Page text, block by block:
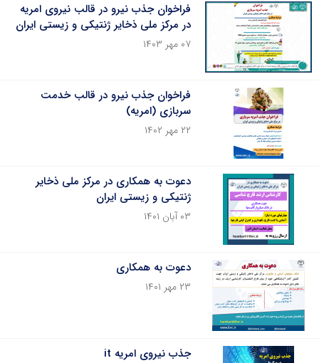
فراخوان جذب نیرو در قالب نیروی امریه
در مرکز ملی ذخایر ژنتیکی و زیستی ایران
۰۷ مهر ۱۴۰۳
فراخوان جذب نیرو در قالب خدمت
سربازی (امریه)
۲۲ مهر ۱۴۰۲
دعوت به همکاری در مرکز ملی ذخایر
ژنتیکی و زیستی ایران
۰۳ آبان ۱۴۰۱
دعوت به همکاری
۲۳ مهر ۱۴۰۱
جذب نیروی امریه it